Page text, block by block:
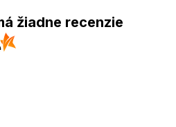
žiadne recenzie